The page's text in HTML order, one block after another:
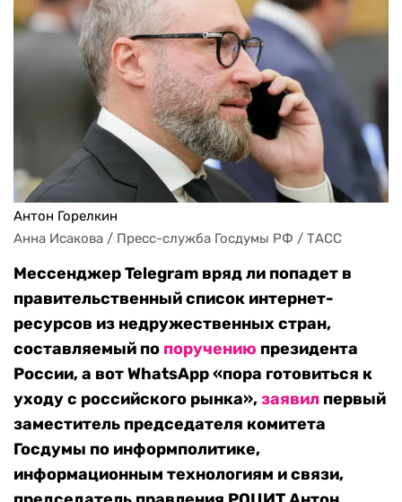
Антон Горелкин
Анна Исакова / Пресс-служба Госдумы РФ / ТАСС
Мессенджер Telegram вряд ли попадет в
правительственный список интернет-
ресурсов из недружественных стран,
составляемый по поручению президента
России, а вот WhatsApp «пора готовиться к
уходу с российского рынка»,заявил первый
заместитель председателя комитета
Госдумы по информполитике,
информационным технологиям и связи,